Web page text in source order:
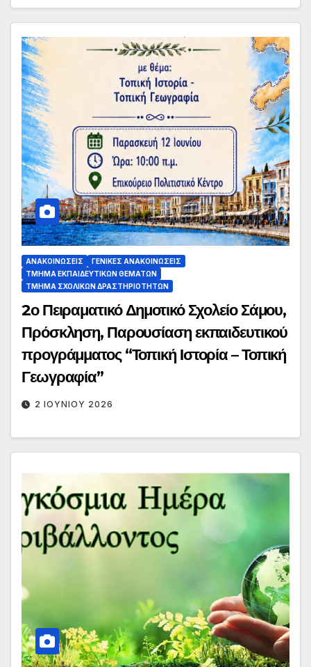
ΑΝΑΚΟΙΝΏΣΕΙΣ
ΓΕΝΙΚΈΣ ΑΝΑΚΟΙΝΏΣΕΙΣ
ΤΜΉΜΑ ΕΚΠΑΙΔΕΥΤΙΚΏΝ ΘΕΜΆΤΩΝ
ΤΜΉΜΑ ΣΧΟΛΙΚΏΝ ΔΡΑΣΤΗΡΙΟΤΉΤΩΝ
2ο Πειραματικό Δημοτικό Σχολείο Σάμου,
Πρόσκληση, Παρουσίαση εκπαιδευτικού
προγράμματος “Τοπική Ιστορία – Τοπική
Γεωγραφία”
2 ΙΟΥΝΊΟΥ 2026